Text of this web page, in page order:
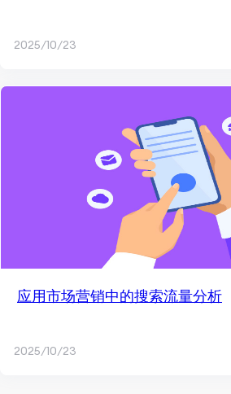
2025/10/23
应用市场营销中的搜索流量分析
2025/10/23